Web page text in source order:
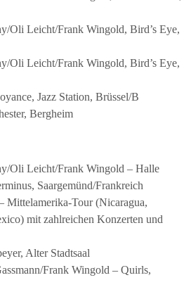
Oli Leicht/Frank Wingold, Bird’s Eye,
Oli Leicht/Frank Wingold, Bird’s Eye,
Jazz Station, Brüssel/B
Bergheim
Oli Leicht/Frank Wingold – Halle
Saargemünd/Frankreich
Mittelamerika-Tour (Nicaragua,
mit zahlreichen Konzerten und
Alter Stadtsaal
Frank Wingold – Quirls,